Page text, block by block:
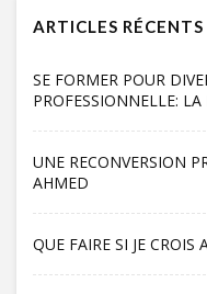
ARTICLES RÉCENTS
SE FORMER POUR
PROFESSIONNELLE:
UNE RECONVERSION
AHMED
QUE FAIRE SI JE